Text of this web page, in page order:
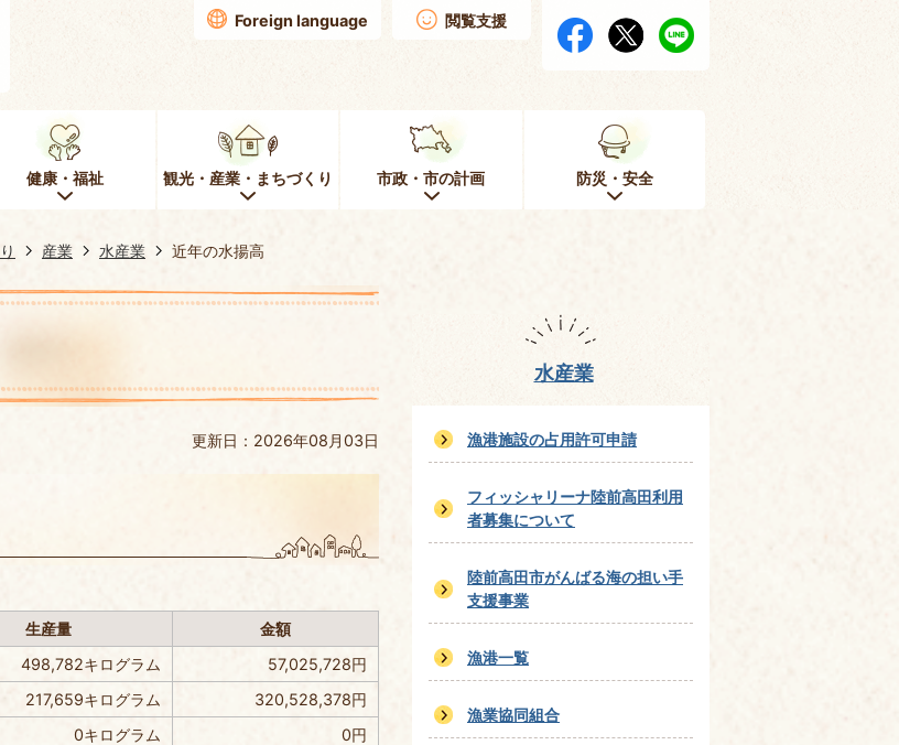
Foreign language 閲覧支援
健康・福祉 観光・産業・まちづくり 市政・市の計画 防災・安全
産業 水産業 近年の水揚高
更新日：2026年08月03日
生産量
金額
498,782キログラム
57,025,728円
217,659キログラム
320,528,378円
0キログラム
0円
水産業
漁港施設の占用許可申請
フィッシャリーナ陸前高田利用
者募集について
陸前高田市がんばる海の担い手
支援事業
漁港一覧
漁業協同組合